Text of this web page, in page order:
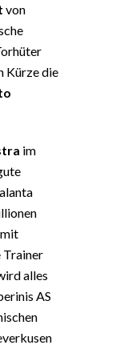
von
Kürze die
im
Trainer
alles
AS